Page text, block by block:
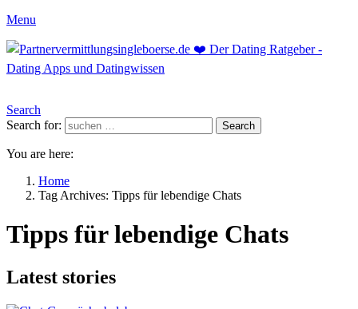
Menu
Search
Search for:
Search
You are here:
Home
Tag Archives: Tipps für lebendige Chats
Tipps für lebendige Chats
Latest stories